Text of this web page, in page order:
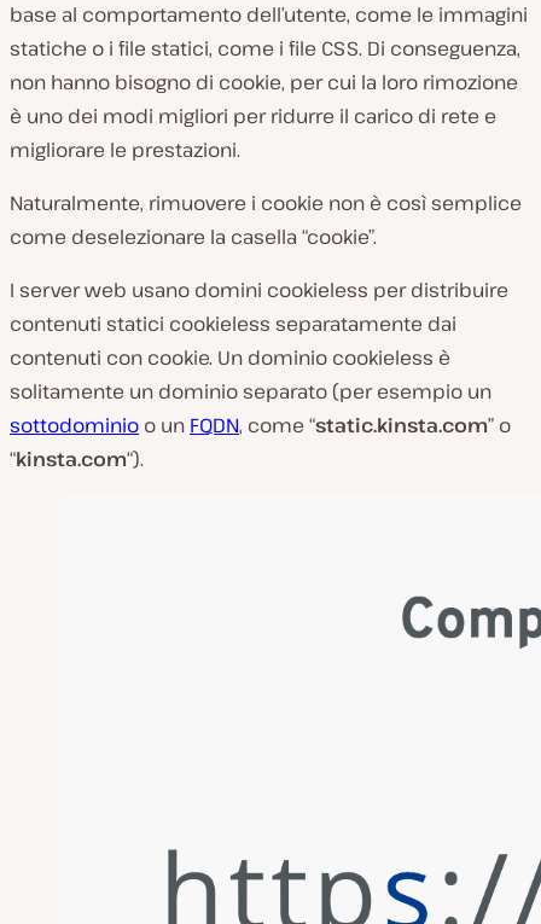
base al comportamento dell’utente, come le immagini
statiche o i file statici, come i file CSS. Di conseguenza,
non hanno bisogno di cookie, per cui la loro rimozione
è uno dei modi migliori per ridurre il carico di rete e
migliorare le prestazioni.
Naturalmente, rimuovere i cookie non è così semplice
come deselezionare la casella “cookie”.
I server web usano domini cookieless per distribuire
contenuti statici cookieless separatamente dai
contenuti con cookie. Un dominio cookieless è
solitamente un dominio separato (per esempio un
sottodominio o un FQDN, come “static.kinsta.com” o
“kinsta.com“).